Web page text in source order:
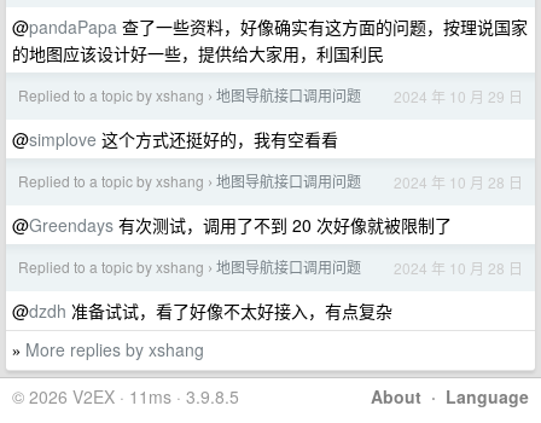
@pandaPapa 查了一些资料，好像确实有这方面的问题，按理说国家
的地图应该设计好一些，提供给大家用，利国利民
Replied to a topic by xshang › 地图导航接口调用问题 2024 年 10 月 29 日
@simplove 这个方式还挺好的，我有空看看
Replied to a topic by xshang › 地图导航接口调用问题 2024 年 10 月 28 日
@Greendays 有次测试，调用了不到 20 次好像就被限制了
Replied to a topic by xshang › 地图导航接口调用问题 2024 年 10 月 28 日
@dzdh 准备试试，看了好像不太好接入，有点复杂
» More replies by xshang
About · Language
© 2026 V2EX · 11ms · 3.9.8.5